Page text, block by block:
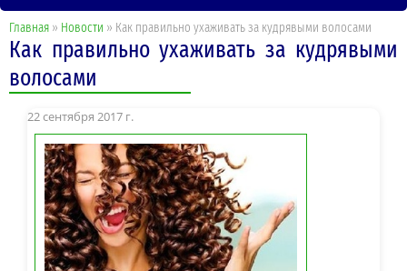
Главная » Новости » Как правильно ухаживать за кудрявыми волосами
Как правильно ухаживать за кудрявыми
волосами
22 сентября 2017 г.